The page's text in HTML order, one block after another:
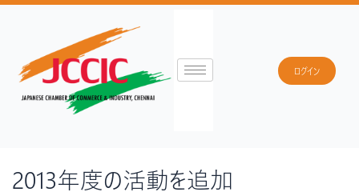
ログイン
2013年度の活動を追加